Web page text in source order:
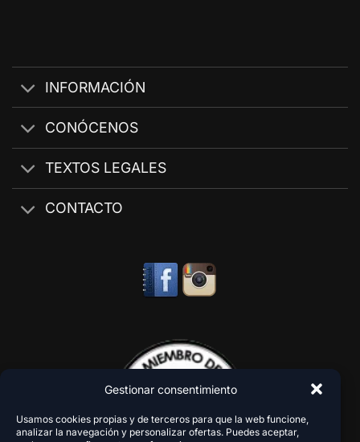
Gestionar consentimiento
Usamos cookies propias y de terceros para que la web funcione,
analizar la navegación y personalizar ofertas. Puedes aceptar,
INFORMACIÓN
CONÓCENOS
TEXTOS LEGALES
CONTACTO